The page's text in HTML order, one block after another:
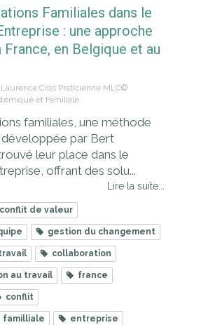
Familiales dans le
: une approche
France, en Belgique et au
Laurence Cros Praticienne MLC©
et Familiale
familiales, une méthode
par Bert
leur place dans le
offrant des solu...
Lire la suite...
conflit de valeur
gestion du changement
collaboration
au travail france
conflit
familliale entreprise